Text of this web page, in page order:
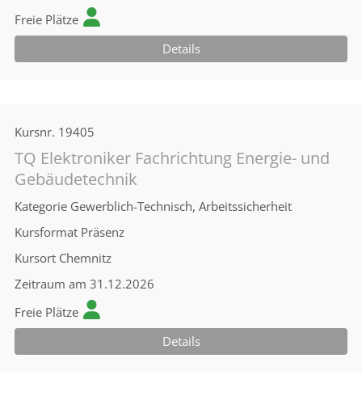
Freie Plätze
Details
Kursnr. 19405
TQ Elektroniker Fachrichtung Energie- und
Gebäudetechnik
Kategorie Gewerblich-Technisch, Arbeitssicherheit
Kursformat Präsenz
Kursort Chemnitz
Zeitraum am 31.12.2026
Freie Plätze
Details